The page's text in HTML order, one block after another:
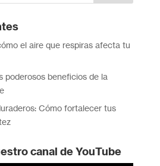
el aire que respiras afecta tu
poderosos beneficios de la
Cómo fortalecer tus
canal de YouTube